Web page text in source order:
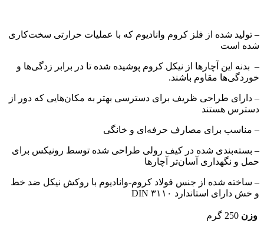
– تولید شده از فلز کروم وانادیوم که با عملیات حرارتی سخت‌کاری
شده است
– بدنه این آچارها از نیکل کروم پوشیده شده تا در برابر زدگی‌ها و
خوردگی‌ها مقاوم باشند.
– دارای طراحی ظریف برای دسترسی بهتر به مکان‌هایی که دور از
دسترس هستند
– مناسب برای مصارف حرفه‌ای و خانگی
– بسته‌بندی شده در کیف رولی طراحی شده توسط رونیکس برای
حمل و نگهداری آسان‌تر آچارها
– ساخته شده از جنس فولاد کروم-وانادیوم با روکش نیکل ضد خط
و خش دارای استاندارد DIN ۳۱۱۰
وزن 250 گرم